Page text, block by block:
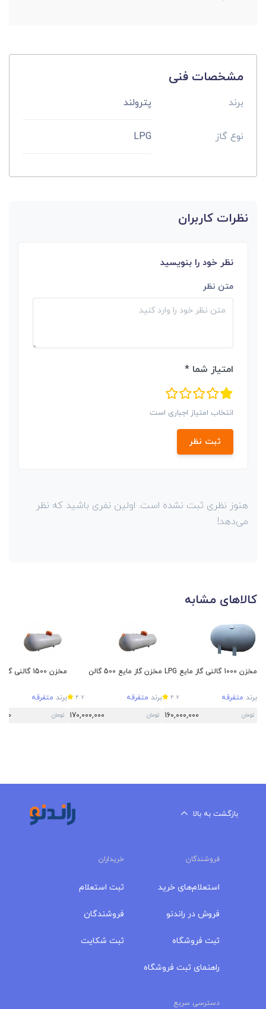
مشخصات فنی
برند پترولند
نوع گاز LPG
نظرات کاربران
نظر خود را بنویسید
متن نظر
امتیاز شما *
انتخاب امتیاز اجباری است
ثبت نظر
هنوز نظری ثبت نشده است. اولین نفری باشید که نظر
می‌دهد!
کالاهای مشابه
مخزن 1000 گالنی گاز مایع LPG
برند متفرقه 4.7
تومان 160,000,000
مخزن گاز مایع 500 گالن
برند متفرقه 4.7
تومان 170,000,000
مخزن 1500 گالنی گاز مایع LPG
برند متفرقه
تومان
بازگشت به بالا
فروشندگان خریداران
استعلام‌های خرید
فروش در راندنو
ثبت فروشگاه
راهنمای ثبت فروشگاه
ثبت استعلام
فروشندگان
ثبت شکایت
دسترسی سریع